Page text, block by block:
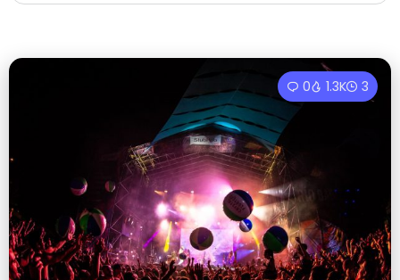
0 1.3K 3